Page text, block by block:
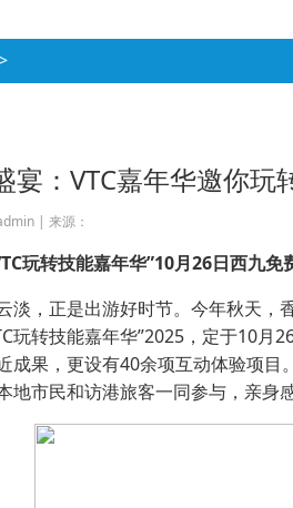
宴：VTC嘉年华邀你玩
| 来源：
玩转技能嘉年华”10月26日西九免
淡，正是出游好时节。今年秋天
玩转技能嘉年华”2025，定于10
成果，更设有40余项互动体验项
地市民和访港旅客一同参与，亲身